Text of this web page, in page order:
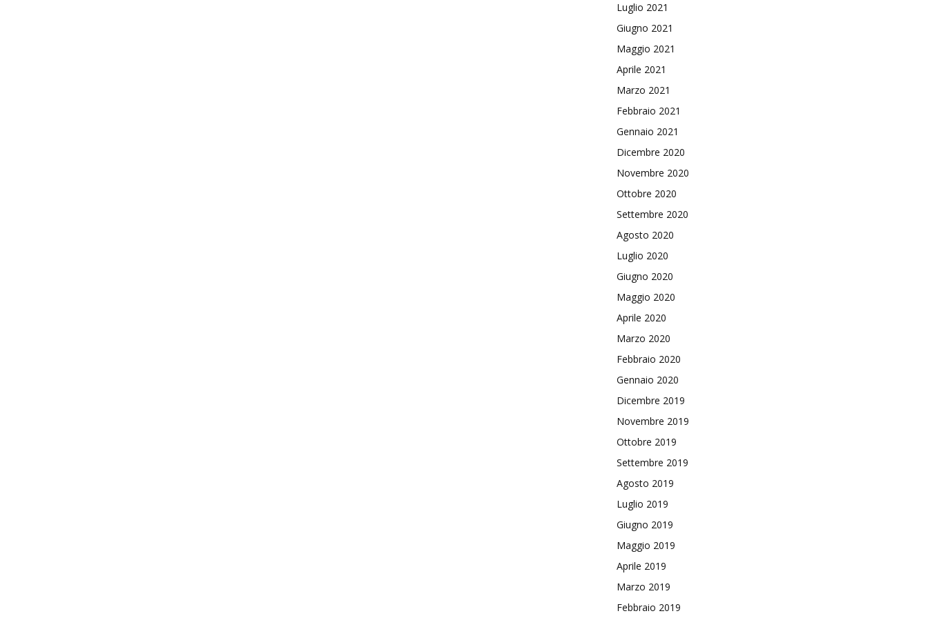
Luglio 2021
Giugno 2021
Maggio 2021
Aprile 2021
Marzo 2021
Febbraio 2021
Gennaio 2021
Dicembre 2020
Novembre 2020
Ottobre 2020
Settembre 2020
Agosto 2020
Luglio 2020
Giugno 2020
Maggio 2020
Aprile 2020
Marzo 2020
Febbraio 2020
Gennaio 2020
Dicembre 2019
Novembre 2019
Ottobre 2019
Settembre 2019
Agosto 2019
Luglio 2019
Giugno 2019
Maggio 2019
Aprile 2019
Marzo 2019
Febbraio 2019